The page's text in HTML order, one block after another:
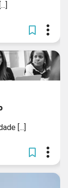
[...]
[...]